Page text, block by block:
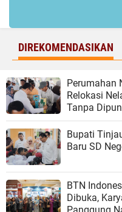
DIREKOMENDASIKAN
Perumahan
Relokasi
Tanpa
Bupati
Baru SD
BTN
Dibuka,